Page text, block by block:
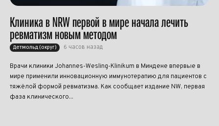
Клиника в NRW первой в мире начала лечить
ревматизм новым методом
Детмольд (округ) 6 часов назад
Врачи клиники Johannes-Wesling-Klinikum в Миндене впервые в
мире применили инновационную иммунотерапию для пациентов с
тяжёлой формой ревматизма. Как сообщает издание NW, первая
фаза клинического...